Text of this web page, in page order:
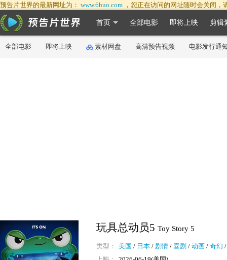
预告片世界的最新网址为： www.6huo.com ，您正在访问的网址随时会关闭
首页 全部电影 即将上映 剪辑
全部电影 即将上映 素材网盘 高清预告视频 电影发行通
玩具总动员5 Toy Story 5
类型： 美国 / 日本 / 剧情 / 喜剧 / 动画 / 奇幻